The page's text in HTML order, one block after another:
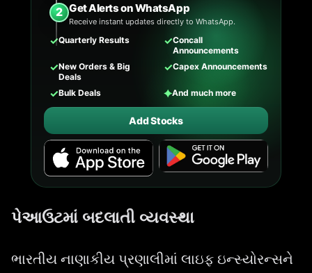
2 Get Alerts on WhatsApp
Receive instant updates directly to WhatsApp.
✓Quarterly Results ✓Concall
Announcements
✓New Orders & Big
Deals
✓Capex Announcements
✓Bulk Deals ✦And much more
Add Stocks
પેઆઉટમાં બદલાતી વ્યવસ્થા
ભારતીય નાણાકીય પ્રણાલીમાં લાઇફ ઇન્સ્યોરન્સને